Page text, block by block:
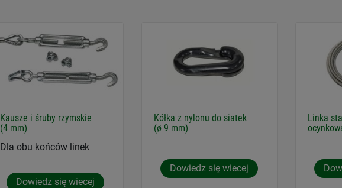
Kausze i śruby rzymskie
(4 mm)
Dla obu końców linek
Dowiedz się wiecej
Kółka z nylonu do siatek
(ø 9 mm)
Dowiedz się wiecej
Linka